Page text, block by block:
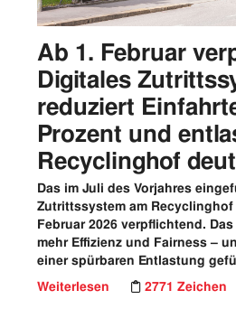
Ab 1. Februar
Digitales
reduziert
Prozent und
Recyclinghof
Das im Juli des Vorjahres
Zutrittssystem am
Februar 2026 verpflichtend.
mehr Effizienz und Fairness –
einer spürbaren Entlastung
Weiterlesen
2771 Zeichen